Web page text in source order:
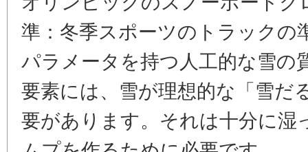
準：冬季スポーツのトラックの
パラメータを持つ人工的な雪の
要素には、雪が理想的な「雪だ
要があります。それは十分に湿